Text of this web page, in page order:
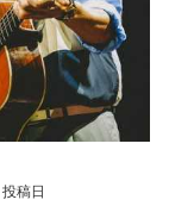
投稿日